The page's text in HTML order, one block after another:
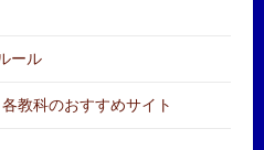
ール
教科のおすすめサイト